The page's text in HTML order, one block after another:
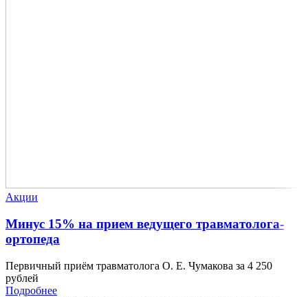
Акции
Минус 15% на прием ведущего травматолога-
ортопеда
Первичный приём травматолога О. Е. Чумакова за 4 250
рублей
Подробнее